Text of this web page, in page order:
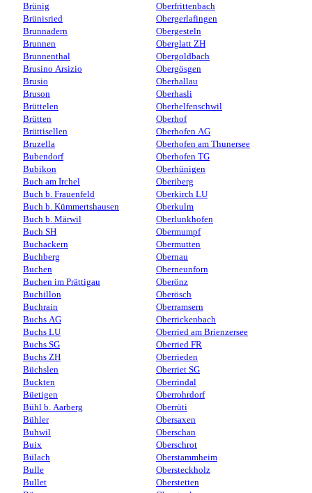
Brünig
Brünisried
Brunnadern
Brunnen
Brunnenthal
Brusino Arsizio
Brusio
Bruson
Brüttelen
Brütten
Brüttisellen
Bruzella
Bubendorf
Bubikon
Buch am Irchel
Buch b. Frauenfeld
Buch b. Kümmertshausen
Buch b. Märwil
Buch SH
Buchackern
Buchberg
Buchen
Buchen im Prättigau
Buchillon
Buchrain
Buchs AG
Buchs LU
Buchs SG
Buchs ZH
Büchslen
Buckten
Büetigen
Bühl b. Aarberg
Bühler
Buhwil
Buix
Bülach
Bulle
Bullet
Oberfrittenbach
Obergerlafingen
Obergesteln
Oberglatt ZH
Obergoldbach
Obergösgen
Oberhallau
Oberhasli
Oberhelfenschwil
Oberhof
Oberhofen AG
Oberhofen am Thunersee
Oberhofen TG
Oberhünigen
Oberiberg
Oberkirch LU
Oberkulm
Oberlunkhofen
Obermumpf
Obermutten
Obernau
Oberneunforn
Oberönz
Oberösch
Oberramsern
Oberrickenbach
Oberried am Brienzersee
Oberried FR
Oberrieden
Oberriet SG
Oberrindal
Oberrohrdorf
Oberrüti
Obersaxen
Oberschan
Oberschrot
Oberstammheim
Obersteckholz
Oberstetten